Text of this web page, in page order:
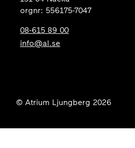
orgnr: 556175-7047
08-615 89 00
info@al.se
© Atrium Ljungberg 2026